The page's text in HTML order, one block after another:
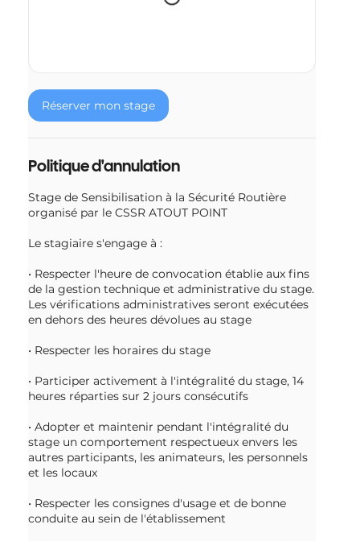
Réserver mon stage
Politique d'annulation
Stage de Sensibilisation à la Sécurité Routière
organisé par le CSSR ATOUT POINT
Le stagiaire s'engage à :
• Respecter l'heure de convocation établie aux fins
de la gestion technique et administrative du stage.
Les vérifications administratives seront exécutées
en dehors des heures dévolues au stage
• Respecter les horaires du stage
• Participer activement à l'intégralité du stage, 14
heures réparties sur 2 jours consécutifs
• Adopter et maintenir pendant l'intégralité du
stage un comportement respectueux envers les
autres participants, les animateurs, les personnels
et les locaux
• Respecter les consignes d'usage et de bonne
conduite au sein de l'établissement